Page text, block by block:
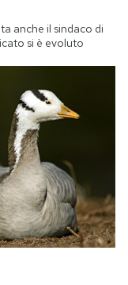
anche il sindaco di
si è evoluto